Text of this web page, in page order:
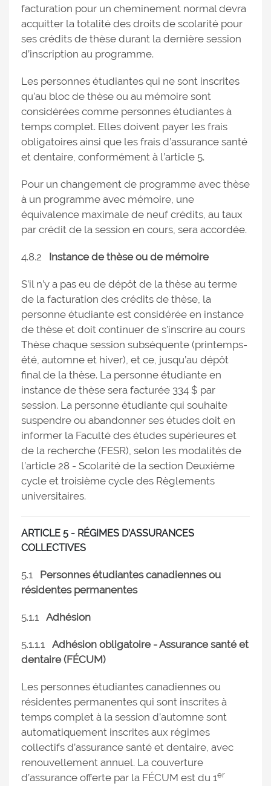
facturation pour un cheminement normal devra
acquitter la totalité des droits de scolarité pour
ses crédits de thèse durant la dernière session
d’inscription au programme.
Les personnes étudiantes qui ne sont inscrites
qu’au bloc de thèse ou au mémoire sont
considérées comme personnes étudiantes à
temps complet. Elles doivent payer les frais
obligatoires ainsi que les frais d’assurance santé
et dentaire, conformément à l’article 5.
Pour un changement de programme avec thèse
à un programme avec mémoire, une
équivalence maximale de neuf crédits, au taux
par crédit de la session en cours, sera accordée.
4.8.2 Instance de thèse ou de mémoire
S’il n’y a pas eu de dépôt de la thèse au terme
de la facturation des crédits de thèse, la
personne étudiante est considérée en instance
de thèse et doit continuer de s’inscrire au cours
Thèse chaque session subséquente (printemps-
été, automne et hiver), et ce, jusqu’au dépôt
final de la thèse. La personne étudiante en
instance de thèse sera facturée 334 $ par
session. La personne étudiante qui souhaite
suspendre ou abandonner ses études doit en
informer la Faculté des études supérieures et
de la recherche (FESR), selon les modalités de
l’article 28 - Scolarité de la section Deuxième
cycle et troisième cycle des Règlements
universitaires.
ARTICLE 5 - RÉGIMES D’ASSURANCES
COLLECTIVES
5.1 Personnes étudiantes canadiennes ou
résidentes permanentes
5.1.1 Adhésion
5.1.1.1 Adhésion obligatoire - Assurance santé et
dentaire (FÉCUM)
Les personnes étudiantes canadiennes ou
résidentes permanentes qui sont inscrites à
temps complet à la session d’automne sont
automatiquement inscrites aux régimes
collectifs d’assurance santé et dentaire, avec
renouvellement annuel. La couverture
d’assurance offerte par la FÉCUM est du 1er